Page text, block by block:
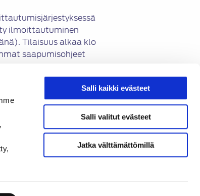
Salli kaikki evästeet
Salli valitut evästeet
Jatka välttämättömillä
ilmoittautuminen
Tilaisuus alkaa klo
saapumisohjeet
Kehä III:lta
’Jätevoimala’ –